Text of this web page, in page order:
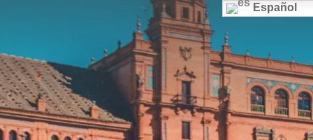
Español